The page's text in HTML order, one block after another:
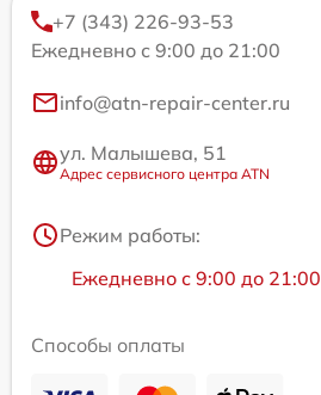
+7 (343) 226-93-53
Ежедневно с 9:00 до 21:00
info@atn-repair-center.ru
ул. Малышева, 51
Адрес сервисного центра ATN
Режим работы:
Ежедневно с 9:00 до 21:00
Способы оплаты